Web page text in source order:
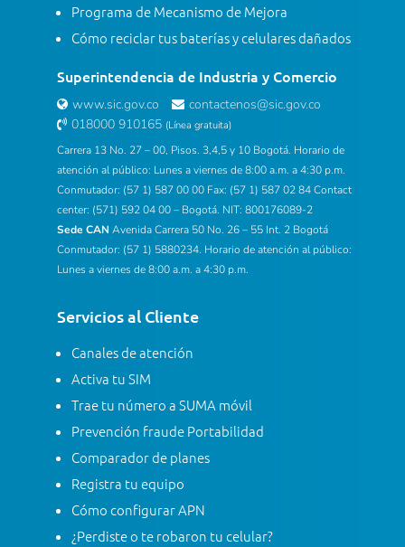
Programa de Mecanismo de Mejora
Cómo reciclar tus baterías y celulares dañados
Superintendencia de Industria y Comercio
www.sic.gov.co
contactenos@sic.gov.co
018000 910165 (Línea gratuita)
Carrera 13 No. 27 – 00, Pisos. 3,4,5 y 10 Bogotá. Horario de
atención al público: Lunes a viernes de 8:00 a.m. a 4:30 p.m.
Conmutador: (57 1) 587 00 00 Fax: (57 1) 587 02 84 Contact
center: (571) 592 04 00 – Bogotá. NIT: 800176089-2
Sede CAN Avenida Carrera 50 No. 26 – 55 Int. 2 Bogotá
Conmutador: (57 1) 5880234. Horario de atención al público:
Lunes a viernes de 8:00 a.m. a 4:30 p.m.
Servicios al Cliente
Canales de atención
Activa tu SIM
Trae tu número a SUMA móvil
Prevención fraude Portabilidad
Comparador de planes
Registra tu equipo
Cómo configurar APN
¿Perdiste o te robaron tu celular?